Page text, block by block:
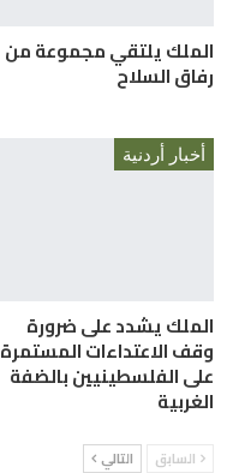
الملك يلتقي مجموعة من
رفاق السلاح
أخبار أردنية
الملك يشدد على ضرورة
وقف الاعتداءات المستمرة
على الفلسطينيين بالضفة
الغربية
السابق التالي